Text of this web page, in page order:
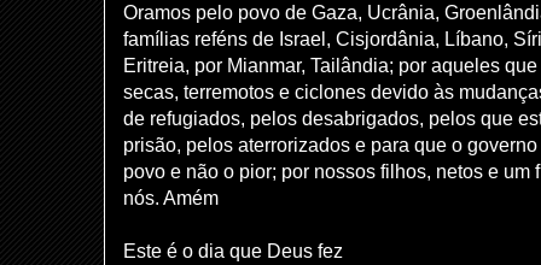
Oramos pelo povo de Gaza, Ucrânia,
famílias reféns de Israel, Cisjordânia, Líbano,
Eritreia, por Mianmar, Tailândia; por aqueles
secas, terremotos e ciclones devido às
de refugiados, pelos desabrigados, pelos que
prisão, pelos aterrorizados e para que o
povo e não o pior; por nossos filhos, netos e um
nós. Amém
Este é o dia que Deus fez